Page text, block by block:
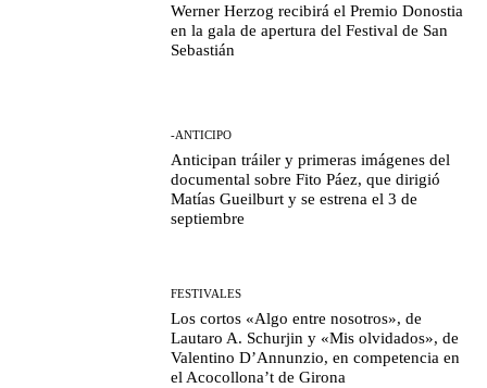
Werner Herzog recibirá el Premio Donostia
en la gala de apertura del Festival de San
Sebastián
-ANTICIPO
Anticipan tráiler y primeras imágenes del
documental sobre Fito Páez, que dirigió
Matías Gueilburt y se estrena el 3 de
septiembre
FESTIVALES
Los cortos «Algo entre nosotros», de
Lautaro A. Schurjin y «Mis olvidados», de
Valentino D’Annunzio, en competencia en
el Acocollona’t de Girona